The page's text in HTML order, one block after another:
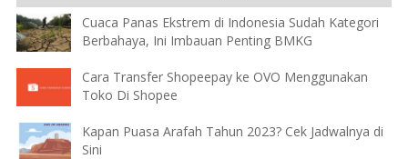
Cuaca Panas Ekstrem di Indonesia Sudah Kategori
Berbahaya, Ini Imbauan Penting BMKG
Cara Transfer Shopeepay ke OVO Menggunakan
Toko Di Shopee
Kapan Puasa Arafah Tahun 2023? Cek Jadwalnya di
Sini